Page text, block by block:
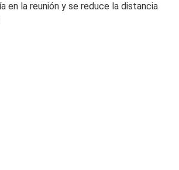
en la reunión y se reduce la distancia